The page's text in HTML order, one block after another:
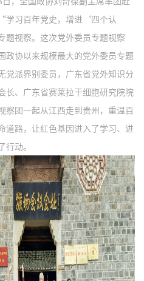
学习百年党史，增进‘四个认
视察。这次党外委员专题视察
政协以来规模最大的党外委员专题
党派界别委员，广东省党外知识分
长、广东省赛莱拉干细胞研究院院
察团一起从江西走到贵州，重温百
道路，让红色基因进入了学习、进
行动。